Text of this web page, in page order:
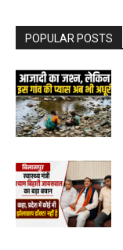
POPULAR POSTS